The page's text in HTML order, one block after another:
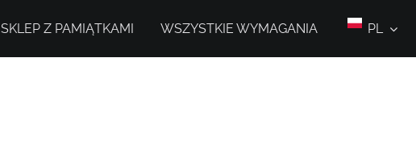
SKLEP Z PAMIĄTKAMI WSZYSTKIE WYMAGANIA PL